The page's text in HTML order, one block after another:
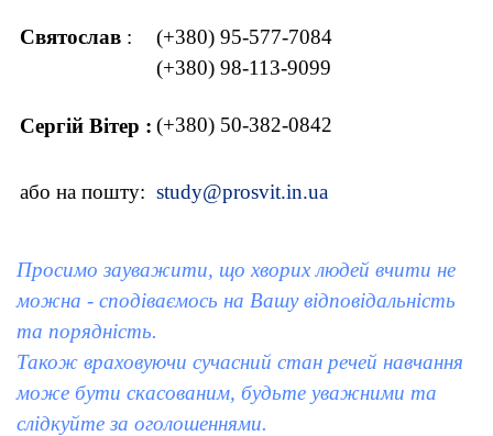
Святослав :
(+380) 95-577-7084
(+380) 98-113-9099
Сергій Вітер : (+380) 50-382-0842
або на пошту: study@prosvit.in.ua
Просимо зауважити, що хворих людей вчити не
можна - сподіваємось на Вашу відповідальність
та порядність.
Також враховуючи сучасний стан речей навчання
може бути скасованим, будьте уважними та
слідкуйте за оголошеннями.